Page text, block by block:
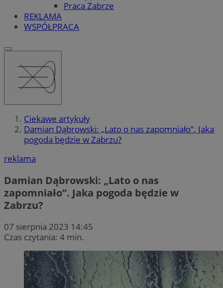
Praca Zabrze
REKLAMA
WSPÓŁPRACA
Ciekawe artykuły
Damian Dąbrowski: „Lato o nas zapomniało”. Jaka
pogoda będzie w Zabrzu?
reklama
Damian Dąbrowski: „Lato o nas
zapomniało”. Jaka pogoda będzie w
Zabrzu?
07 sierpnia 2023 14:45
Czas czytania: 4 min.